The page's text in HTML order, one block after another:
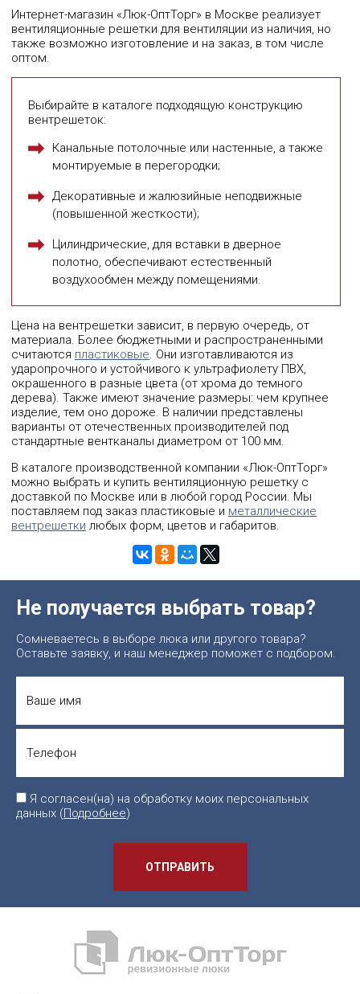
Интернет-магазин «Люк-ОптТорг» в Москве реализует
вентиляционные решетки для вентиляции из наличия, но
также возможно изготовление и на заказ, в том числе
оптом.
Выбирайте в каталоге подходящую конструкцию
вентрешеток:
Канальные потолочные или настенные, а также
монтируемые в перегородки;
Декоративные и жалюзийные неподвижные
(повышенной жесткости);
Цилиндрические, для вставки в дверное
полотно, обеспечивают естественный
воздухообмен между помещениями.
Цена на вентрешетки зависит, в первую очередь, от
материала. Более бюджетными и распространенными
считаются пластиковые. Они изготавливаются из
ударопрочного и устойчивого к ультрафиолету ПВХ,
окрашенного в разные цвета (от хрома до темного
дерева). Также имеют значение размеры: чем крупнее
изделие, тем оно дороже. В наличии представлены
варианты от отечественных производителей под
стандартные вентканалы диаметром от 100 мм.
В каталоге производственной компании «Люк-ОптТорг»
можно выбрать и купить вентиляционную решетку с
доставкой по Москве или в любой город России. Мы
поставляем под заказ пластиковые и металлические
вентрешетки любых форм, цветов и габаритов.
Не получается выбрать товар?
Сомневаетесь в выборе люка или другого товара?
Оставьте заявку, и наш менеджер поможет с подбором.
Я согласен(на) на обработку моих персональных
данных (Подробнее)
ОТПРАВИТЬ